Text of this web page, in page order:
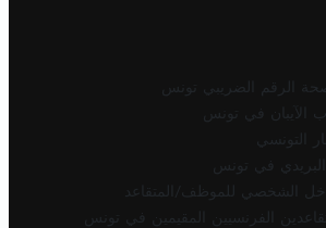
الرقم الضريبي تونس
الآيبان في تونس
التونسي
في تونس
الشخصي للموظف/المتقاعد
الفرنسيين المقيمين في تونس